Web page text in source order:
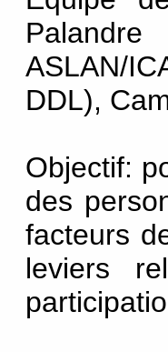
ASLAN/
DDL),
Objectif:
des
facteurs
leviers